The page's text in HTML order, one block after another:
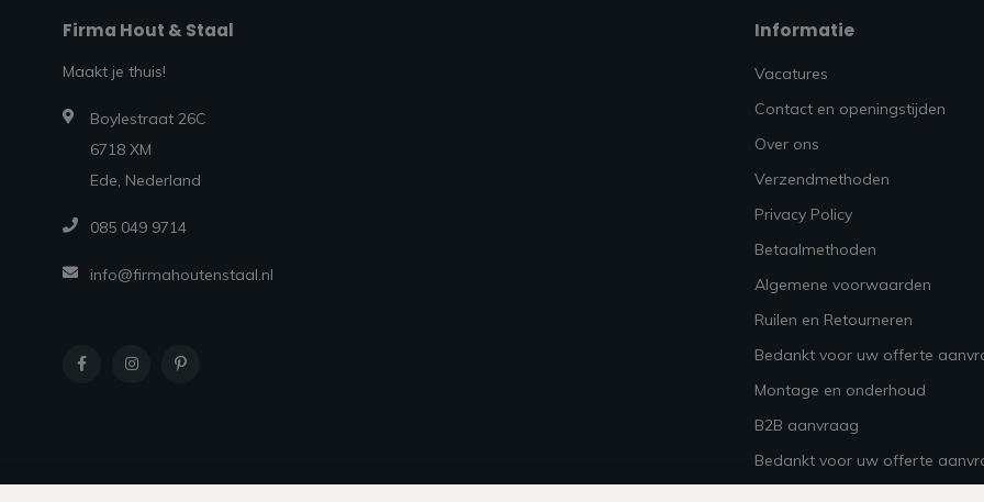
Firma Hout & Staal
Maakt je thuis!
Boylestraat 26C
6718 XM
Ede, Nederland
085 049 9714
info@firmahoutenstaal.nl
Informatie
Vacatures
Contact en openingstijden
Over ons
Verzendmethoden
Privacy Policy
Betaalmethoden
Algemene voorwaarden
Ruilen en Retourneren
Bedankt voor uw offerte
Montage en onderhoud
B2B aanvraag
Bedankt voor uw offerte